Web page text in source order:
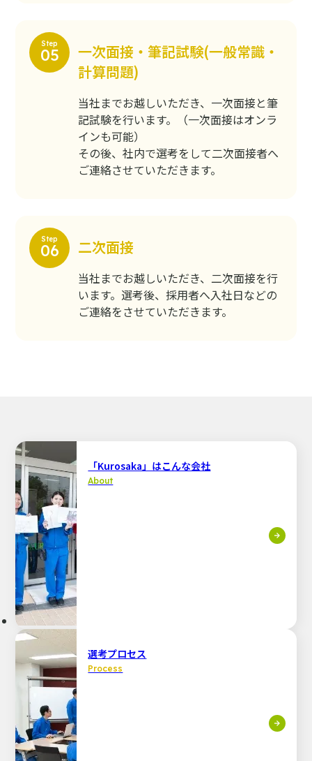
一次面接・筆記試験(一般常識・
計算問題)
当社までお越しいただき、一次面接と筆
記試験を行います。（⼀次⾯接はオンラ
インも可能）
その後、社内で選考をして二次面接者へ
ご連絡させていただきます。
二次面接
当社までお越しいただき、二次面接を行
います。選考後、採用者へ入社日などの
ご連絡をさせていただきます。
「Kurosaka」はこんな会社
About
選考プロセス
Process